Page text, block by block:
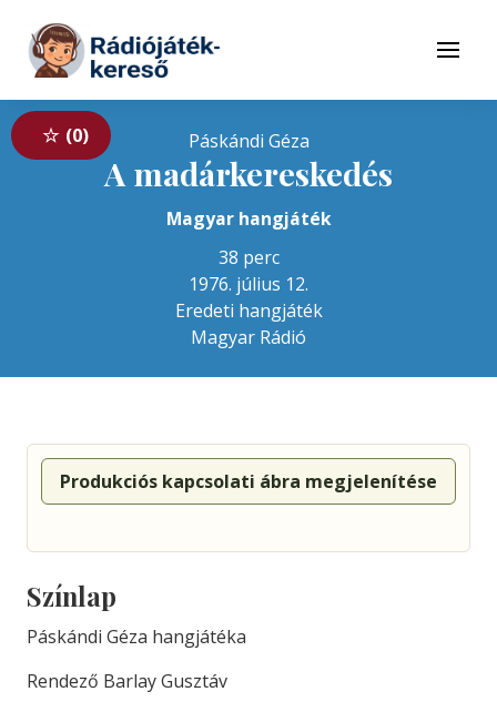
Tovább a tartalomhoz
Menü
0 Páskándi Géza
A madárkereskedés
Magyar hangjáték
38 perc
1976. július 12.
Eredeti hangjáték
Magyar Rádió
Produkciós kapcsolati ábra megjelenítése
Színlap
Páskándi Géza hangjátéka
Rendező Barlay Gusztáv